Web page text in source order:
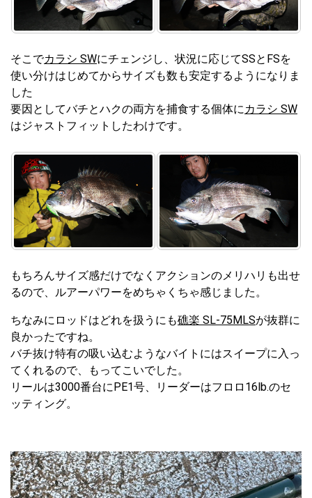
そこでカラシ SWにチェンジし、状況に応じてSSとFSを
使い分けはじめてからサイズも数も安定するようになりま
した
要因としてバチとハクの両方を捕食する個体にカラシ SW
はジャストフィットしたわけです。
もちろんサイズ感だけでなくアクションのメリハリも出せ
るので、ルアーパワーをめちゃくちゃ感じました。
ちなみにロッドはどれを扱うにも礁楽 SL-75MLSが抜群に
良かったですね。
バチ抜け特有の吸い込むようなバイトにはスイープに入っ
てくれるので、もってこいでした。
リールは3000番台にPE1号、リーダーはフロロ16lb.のセ
ッティング。